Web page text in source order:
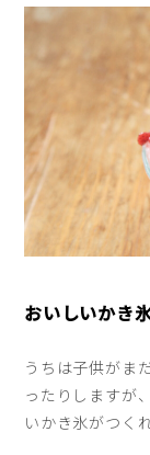
おいしいかき
うちは子供がま
ったりしますが
いかき氷がつく